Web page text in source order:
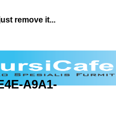
remove it...
A9A1-